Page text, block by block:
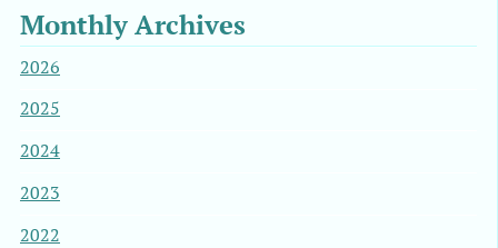
Monthly Archives
2026
2025
2024
2023
2022